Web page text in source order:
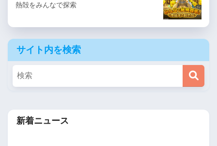
熱殻をみんなで探索
サイト内を検索
新着ニュース